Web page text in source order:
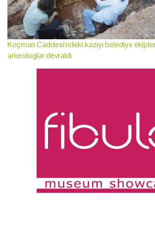
Koçman Caddesi'ndeki kazıyı belediye
arkeologlar devraldı